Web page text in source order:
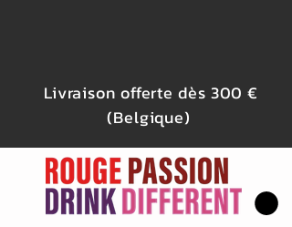
Livraison offerte dès 300 €
(Belgique)